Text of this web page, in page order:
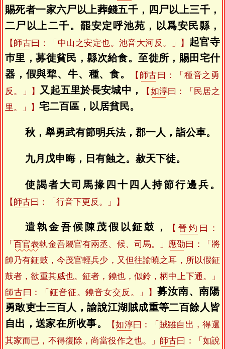
賜死者一家六尸以上葬錢五千，四尸以上三千，
二尸以上二千。罷安定呼池苑，以爲安民縣，
【 師古曰：「中山之安定也。池音大河反。」】 起官寺
巿里，募徙貧民，縣次給食。至徙所，賜田宅什
器，假與犂、牛、種、食。
【 師古曰：「種音之勇
反。」】又起五里於長安城中， 【 如淳曰：「民居之
里。」】 宅二百區，以居貧民。
秋，舉勇武有節明兵法，郡一人，詣公車。
九月戊申晦，日有蝕之。赦天下徒。
使謁者大司馬掾四十四人持節行邊兵。
【 師古曰：「行音下更反。」】
遣執金吾候陳茂假以鉦鼓， 【晉灼 曰：
「百官表執金吾屬官有兩丞、候、司馬。」 應劭曰：「將
帥乃有鉦鼓，今茂官輕兵少，又但往諭曉之耳，所以假鉦
鼓者，欲重其威也。鉦者，鐃也，似鈴，柄中上下通。」
師古曰：「鉦音征。鐃音女交反。」】募汝南、南陽
勇敢吏士三百人，諭說江湖賊成重等二百餘人皆
自出，送家在所收事。
【如淳曰：「賊雖自出，得還
其家而已，不得復除，尚當役作之也。」 師古曰：「如說